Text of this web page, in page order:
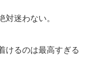
対迷わない。
けるのは最高すぎる